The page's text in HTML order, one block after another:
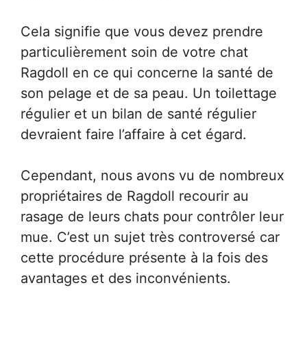
Cela signifie que vous devez prendre
particulièrement soin de votre chat
Ragdoll en ce qui concerne la santé de
son pelage et de sa peau. Un toilettage
régulier et un bilan de santé régulier
devraient faire l’affaire à cet égard.
Cependant, nous avons vu de nombreux
propriétaires de Ragdoll recourir au
rasage de leurs chats pour contrôler leur
mue. C’est un sujet très controversé car
cette procédure présente à la fois des
avantages et des inconvénients.